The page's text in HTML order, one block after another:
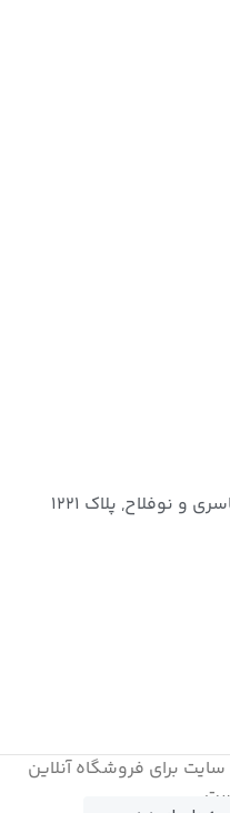
نوفلاح, پلاک ۱۲۲۱
برای فروشگاه آنلاین